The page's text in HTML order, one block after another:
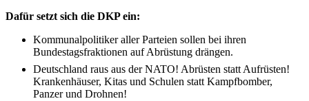
Dafür setzt sich die DKP ein:
Kommunalpolitiker aller Parteien sollen bei ihren
Bundestagsfraktionen auf Abrüstung drängen.
Deutschland raus aus der NATO! Abrüsten statt Aufrüsten!
Krankenhäuser, Kitas und Schulen statt Kampfbomber,
Panzer und Drohnen!